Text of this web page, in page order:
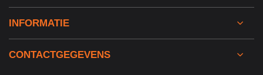
INFORMATIE
CONTACTGEGEVENS